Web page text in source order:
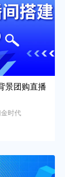
景团购直播
时代